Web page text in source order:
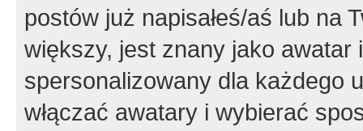
postów już napisałeś/aś lub na
większy, jest znany jako
spersonalizowany dla każdego
włączać awatary i wybierać